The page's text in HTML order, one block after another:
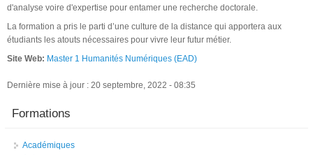
d'analyse voire d'expertise pour entamer une recherche doctorale.
La formation a pris le parti d’une culture de la distance qui apportera aux
étudiants les atouts nécessaires pour vivre leur futur métier.
Site Web: Master 1 Humanités Numériques (EAD)
Dernière mise à jour : 20 septembre, 2022 - 08:35
Formations
Académiques